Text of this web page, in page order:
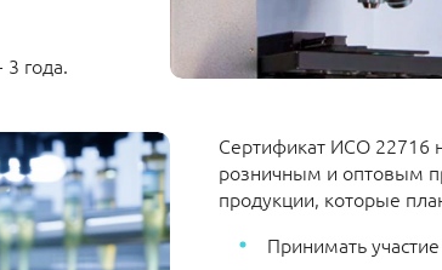
года.
Сертификат ИСО 22716
розничным и оптовым
продукции, которые
Принимать